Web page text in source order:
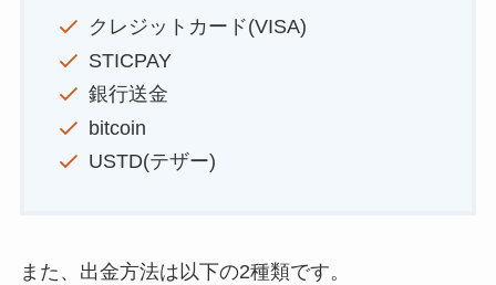
クレジットカード(VISA)
STICPAY
銀行送金
bitcoin
USTD(テザー)
また、出金方法は以下の2種類です。